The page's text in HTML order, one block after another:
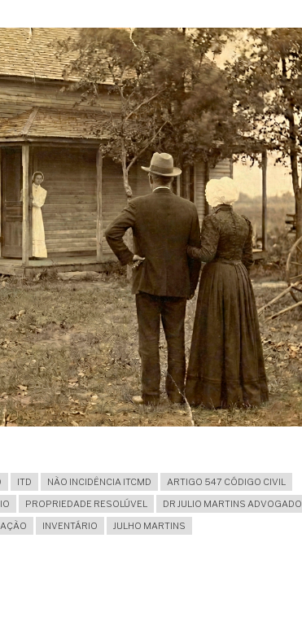
ITD NÃO INCIDÊNCIA ITCMD
ARTIGO 547 CÓDIGO CIVIL
PROPRIEDADE RESOLÚVEL
DR JULIO MARTINS ADVOGADO
INVENTÁRIO
JULHO MARTINS